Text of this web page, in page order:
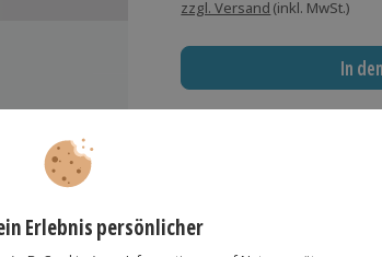
zzgl. Versand (inkl. MwSt.)
In
Immer das richtige
Große Auswahl, volle
Über 9.000 Erlebnisse.